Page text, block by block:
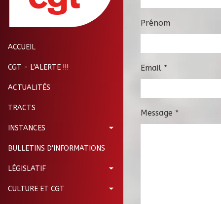
ACCUEIL
CGT - L'ALERTE !!!
ACTUALITÉS
TRACTS
INSTANCES
BULLETINS D'INFORMATIONS
LÉGISLATIF
CULTURE ET CGT
Prénom
Email *
Message *